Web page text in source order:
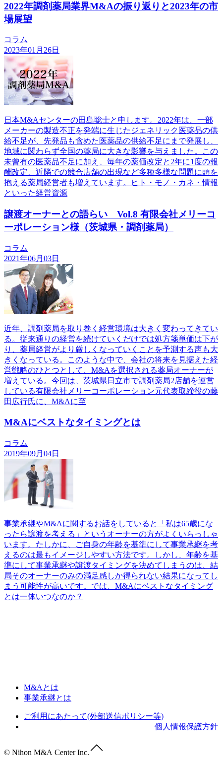
2022年調剤薬局業界M&Aの振り返りと2023年の市
場展望
コラム
2023年01月26日
日本M&Aセンターの田島聡士と申します。2022年は、一部
メーカーの製造不正を発端に生じたジェネリック医薬品の供
給不足が、先発品も含めた医薬品の供給不足にまで発展し、
地域に関わらず全国の薬局に大きな影響を与えました。この
未曾有の医薬品不足に加え、毎年の薬価改定と2年に1度の報
酬改定、近隣での競合店舗の出現など多種多様な問題に頭を
抱える薬局経営者も増えています。ヒト・モノ・カネ・情報
といった経営資源
譲渡オーナーとの語らい Vol.8 有限会社メリーコ
ーポレーション様（茨城県・調剤薬局）
コラム
2021年06月03日
近年、調剤薬局を取り巻く経営環境は大きく変わってきてい
る。従来通りの経営を続けていくだけでは処方箋単価は下が
り、薬局経営がより厳しくなっていくことを予測する声も大
きくなっている。このような中で、会社の将来を見据えた経
営戦略のひとつとして、M&Aを選択される薬局オーナーが
増えている。今回は、茨城県日立市で調剤薬局2店舗を運営
している有限会社メリーコーポレーション元代表取締役の藤
田広行氏に、M&Aに至
M&Aにベストなタイミングとは
コラム
2019年09月04日
事業承継やM&Aに関するお話をしていると「私は65歳にな
ったら譲渡を考える」というオーナーの方がよくいらっしゃ
います。たしかに、ご自身の年齢を基準にして事業承継を考
えるのは最もイメージしやすい方法です。しかし、年齢を基
準にして事業承継や譲渡タイミングを決めてしまうのは、結
局そのオーナーのみの満足感しか得られない結果になってし
まう可能性が高いです。では、M&Aにベストなタイミング
とは一体いつなのか？
M&Aとは
事業承継とは
ご利用にあたって(外部送信ポリシー等)
個人情報保護方針
© Nihon M&A Center Inc.